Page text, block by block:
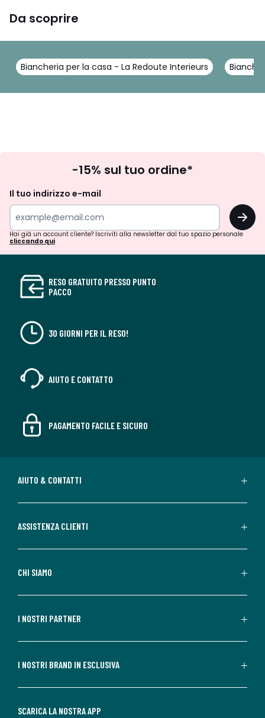
Da scoprire
Biancheria per la casa - La Redoute Interieurs
newsletter
-15% sul tuo ordine*
Il tuo indirizzo e-mail
OK
Hai già un account cliente? Iscriviti alla newsletter dal tuo spazio personale
cliccando qui
RESO GRATUITO PRESSO PUNTO
PACCO
30 GIORNI PER IL RESO!
AIUTO E CONTATTO
PAGAMENTO FACILE E SICURO
AIUTO & CONTATTI
ASSISTENZA CLIENTI
CHI SIAMO
I NOSTRI PARTNER
I NOSTRI BRAND IN ESCLUSIVA
SCARICA LA NOSTRA APP